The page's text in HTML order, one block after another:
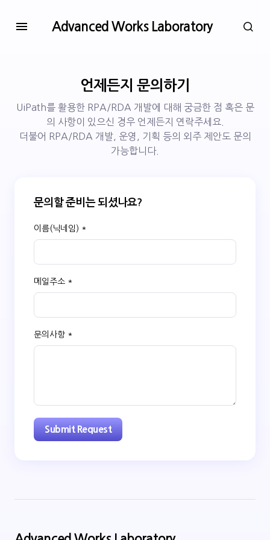
Advanced Works Laboratory
언제든지 문의하기
UiPath를 활용한 RPA/RDA 개발에 대해 궁금한 점 혹은 문
의 사항이 있으신 경우 언제든지 연락주세요.
더불어 RPA/RDA 개발, 운영, 기획 등의 외주 제안도 문의
가능합니다.
문의할 준비는 되셨나요?
이름(닉네임) *
메일주소 *
문의사항 *